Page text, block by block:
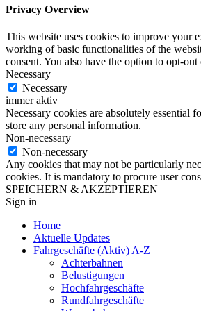
Privacy Overview
This website uses cookies to improve your
working of basic functionalities of the
consent. You also have the option to opt-
Necessary
Necessary
immer aktiv
Necessary cookies are absolutely essential
store any personal information.
Non-necessary
Non-necessary
Any cookies that may not be particularly
cookies. It is mandatory to procure user
SPEICHERN & AKZEPTIEREN
Sign in
Home
Aktuelle Updates
Fahrgeschäfte (Aktiv) A-Z
Achterbahnen
Belustigungen
Hochfahrgeschäfte
Rundfahrgeschäfte